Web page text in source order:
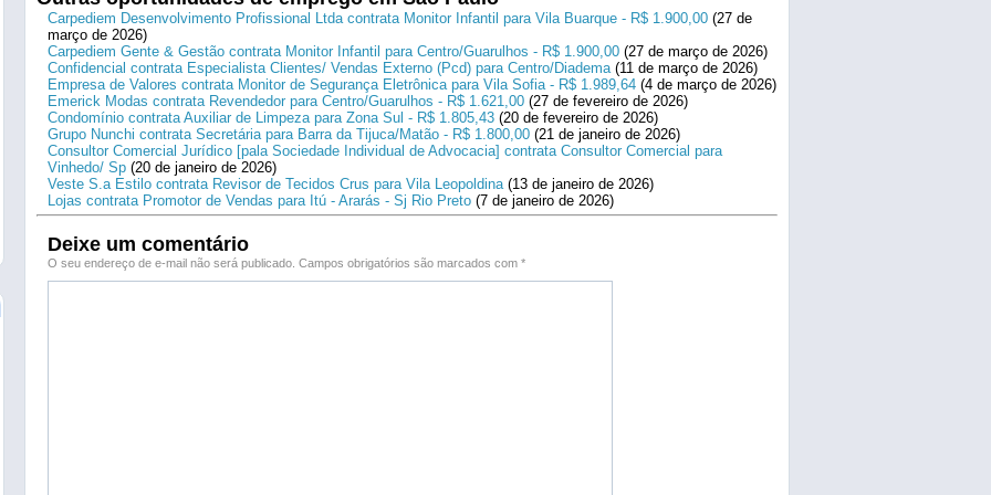
Carpediem Desenvolvimento Profissional Ltda contrata Monitor Infantil para Vila Buarque - R$ 1.900,00 (27 de
março de 2026)
Carpediem Gente & Gestão contrata Monitor Infantil para Centro/Guarulhos - R$ 1.900,00 (27 de março de 2026)
Confidencial contrata Especialista Clientes/ Vendas Externo (Pcd) para Centro/Diadema(11 de março de 2026)
Empresa de Valores contrata Monitor de Segurança Eletrônica para Vila Sofia - R$ 1.989,64 (4 de março de 2026)
Emerick Modas contrata Revendedor para Centro/Guarulhos - R$ 1.621,00 (27 de fevereiro de 2026)
Condomínio contrata Auxiliar de Limpeza para Zona Sul - R$ 1.805,43 (20 de fevereiro de 2026)
Grupo Nunchi contrata Secretária para Barra da Tijuca/Matão - R$ 1.800,00 (21 de janeiro de 2026)
Consultor Comercial Jurídico [pala Sociedade Individual de Advocacia] contrata Consultor Comercial para
Vinhedo/ Sp (20 de janeiro de 2026)
Veste S.a Estilo contrata Revisor de Tecidos Crus para Vila Leopoldina(13 de janeiro de 2026)
Lojas contrata Promotor de Vendas para Itú - Ararás - Sj Rio Preto (7 de janeiro de 2026)
Deixe um comentário
O seu endereço de e-mail não será publicado. Campos obrigatórios são marcados com *